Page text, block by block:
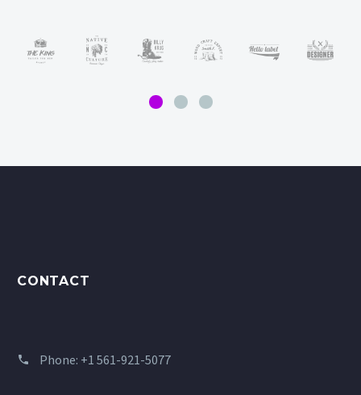
CONTACT
Phone: +1 561-921-5077